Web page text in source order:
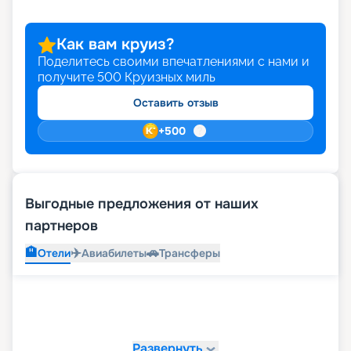
Как вам круиз?
Поделитесь своими впечатлениями с нами и
получите 500 Круизных миль
Оставить отзыв
+500
Выгодные предложения от наших
партнеров
🏨Отели✈️Авиабилеты🚗Трансферы